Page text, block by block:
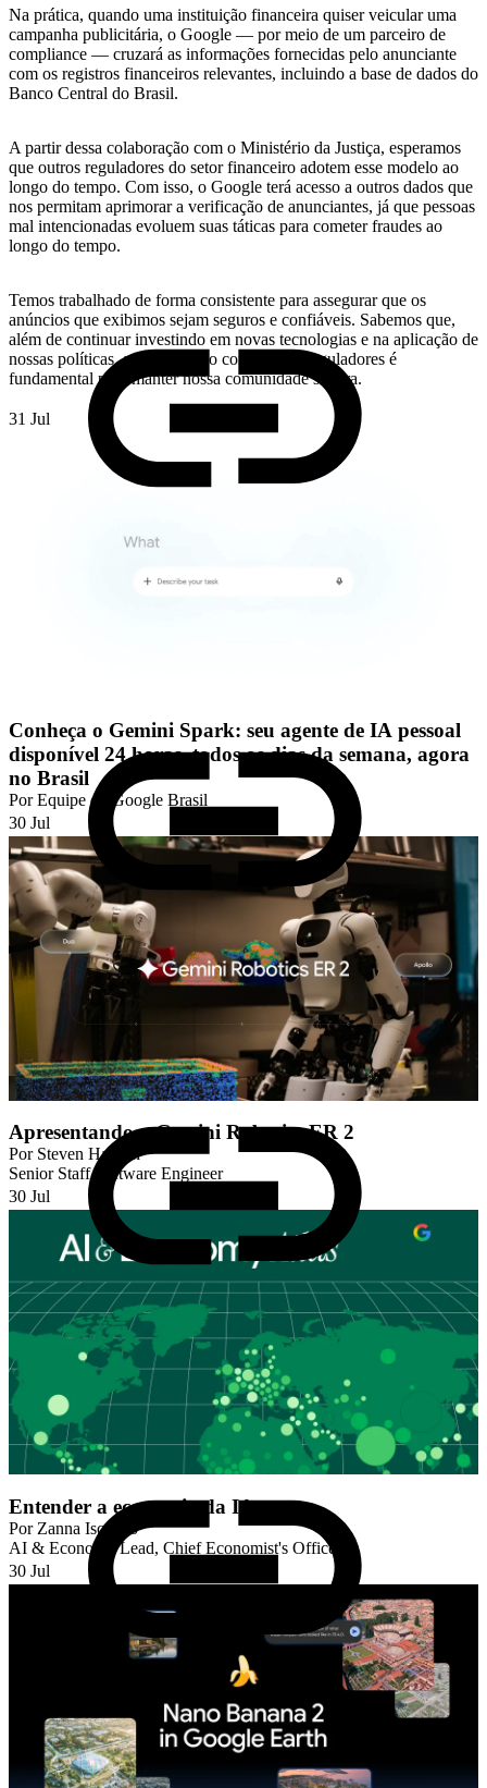
Na prática, quando uma instituição financeira quiser veicular uma
campanha publicitária, o Google — por meio de um parceiro de
compliance — cruzará as informações fornecidas pelo anunciante
com os registros financeiros relevantes, incluindo a base de dados do
Banco Central do Brasil.
A partir dessa colaboração com o Ministério da Justiça, esperamos
que outros reguladores do setor financeiro adotem esse modelo ao
longo do tempo. Com isso, o Google terá acesso a outros dados que
nos permitam aprimorar a verificação de anunciantes, já que pessoas
mal intencionadas evoluem suas táticas para cometer fraudes ao
longo do tempo.
Temos trabalhado de forma consistente para assegurar que os
anúncios que exibimos sejam seguros e confiáveis. Sabemos que,
além de continuar investindo em novas tecnologias e na aplicação de
nossas políticas, a colaboração com órgãos reguladores é
fundamental para manter nossa comunidade segura.
31 Jul
Conheça o Gemini Spark: seu agente de IA pessoal
disponível 24 horas, todos os dias da semana, agora
no Brasil
Por Equipe do Google Brasil
30 Jul
Apresentando o Gemini Robotics ER 2
Por Steven Hansen
Senior Staff Software Engineer
30 Jul
Entender a economia da IA
Por Zanna Iscenko
AI & Economy Lead, Chief Economist's Office
30 Jul